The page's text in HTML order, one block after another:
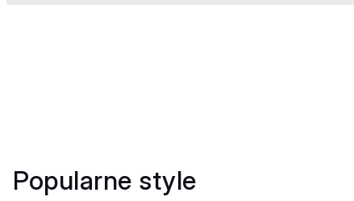
Popularne style